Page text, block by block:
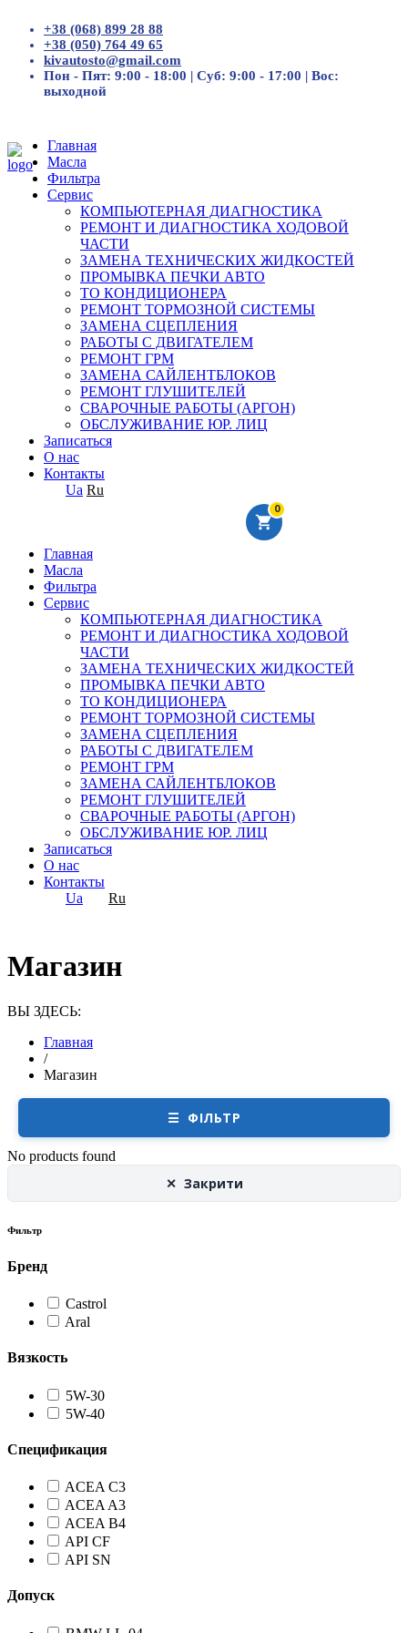
+38 (068) 899 28 88
+38 (050) 764 49 65
kivautosto@gmail.com
Пон - Пят: 9:00 - 18:00 | Суб: 9:00 - 17:00 | Вос:
выходной
Главная
Масла
Фильтра
Сервис
КОМПЬЮТЕРНАЯ ДИАГНОСТИКА
РЕМОНТ И ДИАГНОСТИКА ХОДОВОЙ
ЧАСТИ
ЗАМЕНА ТЕХНИЧЕСКИХ ЖИДКОСТЕЙ
ПРОМЫВКА ПЕЧКИ АВТО
ТО КОНДИЦИОНЕРА
РЕМОНТ ТОРМОЗНОЙ СИСТЕМЫ
ЗАМЕНА СЦЕПЛЕНИЯ
РАБОТЫ С ДВИГАТЕЛЕМ
РЕМОНТ ГРМ
ЗАМЕНА САЙЛЕНТБЛОКОВ
РЕМОНТ ГЛУШИТЕЛЕЙ
СВАРОЧНЫЕ РАБОТЫ (АРГОН)
ОБСЛУЖИВАНИЕ ЮР. ЛИЦ
Записаться
О нас
Контакты
Ua Ru
Главная
Масла
Фильтра
Сервис
КОМПЬЮТЕРНАЯ ДИАГНОСТИКА
РЕМОНТ И ДИАГНОСТИКА ХОДОВОЙ
ЧАСТИ
ЗАМЕНА ТЕХНИЧЕСКИХ ЖИДКОСТЕЙ
ПРОМЫВКА ПЕЧКИ АВТО
ТО КОНДИЦИОНЕРА
РЕМОНТ ТОРМОЗНОЙ СИСТЕМЫ
ЗАМЕНА СЦЕПЛЕНИЯ
РАБОТЫ С ДВИГАТЕЛЕМ
РЕМОНТ ГРМ
ЗАМЕНА САЙЛЕНТБЛОКОВ
РЕМОНТ ГЛУШИТЕЛЕЙ
СВАРОЧНЫЕ РАБОТЫ (АРГОН)
ОБСЛУЖИВАНИЕ ЮР. ЛИЦ
Записаться
О нас
Контакты
Ua
Ru
0
Магазин
ВЫ ЗДЕСЬ:
Главная
/
Магазин
☰ ФІЛЬТР
No products found
✕ Закрити
Фильтр
Бренд
Castrol
Aral
Вязкость
5W-30
5W-40
Спецификация
ACEA C3
ACEA A3
ACEA B4
API CF
API SN
Допуск